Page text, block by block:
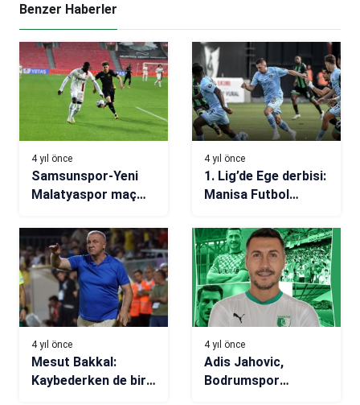
Benzer Haberler
4 yıl önce
Samsunspor-Yeni
Malatyaspor maç
4 yıl önce
1. Lig’de Ege derbisi:
Manisa Futbol
4 yıl önce
Mesut Bakkal:
Kaybederken de bir
4 yıl önce
Adis Jahovic,
Bodrumspor